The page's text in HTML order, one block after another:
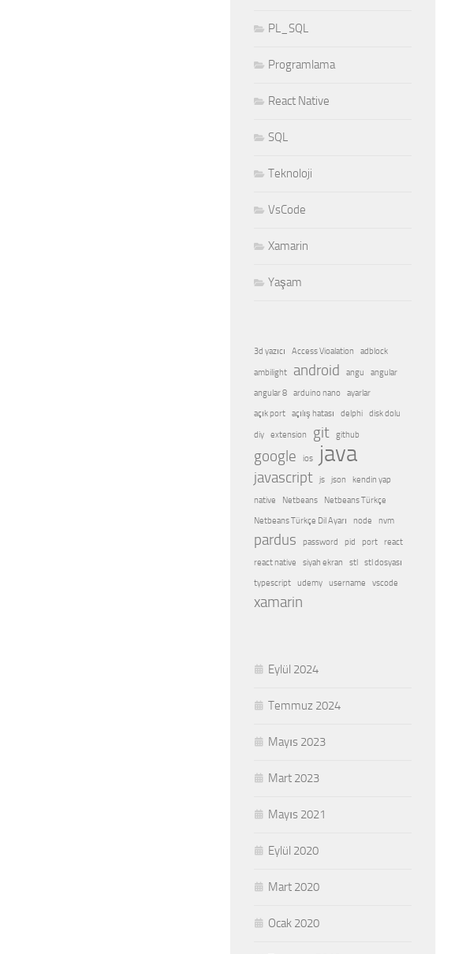
PL_SQL
Programlama
React Native
SQL
Teknoloji
VsCode
Xamarin
Yaşam
3d yazıcı Access Vioalation adblock
ambilight android angu
angular
angular 8
arduino nano
ayarlar
açık port
açılış hatası delphi disk dolu
diy extension git github
google ios java
javascript js json
kendin yap
native
Netbeans
Netbeans Türkçe
Netbeans Türkçe Dil Ayarı
node nvm
pardus password pid port
react
react native
siyah ekran stl
stl dosyası
typescript
udemy username vscode
xamarin
Eylül 2024
Temmuz 2024
Mayıs 2023
Mart 2023
Mayıs 2021
Eylül 2020
Mart 2020
Ocak 2020